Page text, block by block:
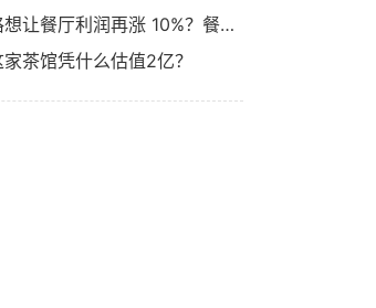
再涨 10%？餐链如何赋能川菜顶流饕林稳步增长
茶馆凭什么估值2亿？